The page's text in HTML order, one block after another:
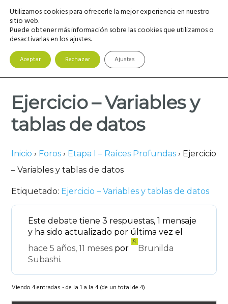
Saltar
navegación
principal
Saltar
contenido
principal
Saltar
barra
lateral
principal
MENU
Ejercicio – Variables y
tablas de datos
Inicio › Foros › Etapa I – Raíces Profundas › Ejercicio
– Variables y tablas de datos
Etiquetado: Ejercicio – Variables y tablas de datos
Este debate tiene 3 respuestas, 1 mensaje
y ha sido actualizado por última vez el
hace 5 años, 11 meses por
Brunilda
Subashi.
Viendo 4 entradas - de la 1 a la 4 (de un total de 4)
Utilizamos cookies para ofrecerle la mejor experiencia en nuestro
sitio web.
Puede obtener más información sobre las cookies que utilizamos o
desactivarlas en los ajustes.
Aceptar Rechazar Ajustes